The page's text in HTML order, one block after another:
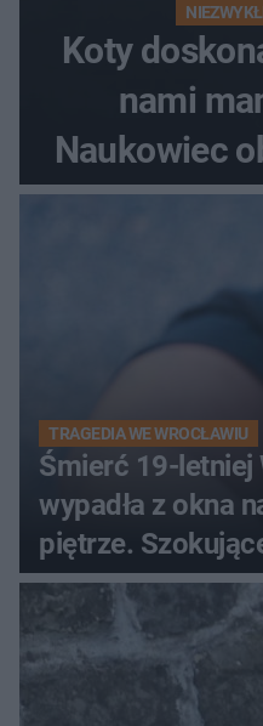
Koty
nami
Naukowiec
od lat mity
TRAGEDIA WE WROCŁAWIU
Śmierć 19-letniej
wypadła z okna
piętrze.
do sieci